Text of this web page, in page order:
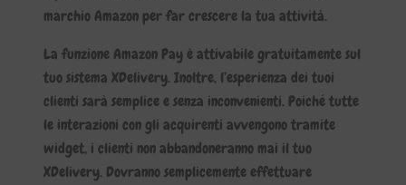
marchio Amazon per far crescere la tua attività.
La funzione Amazon Pay è attivabile gratuitamente sul
tuo sistema XDelivery. Inoltre, l’esperienza dei tuoi
clienti sarà semplice e senza inconvenienti. Poiché tutte
le interazioni con gli acquirenti avvengono tramite
widget, i clienti non abbandoneranno mai il tuo
XDelivery. Dovranno semplicemente effettuare